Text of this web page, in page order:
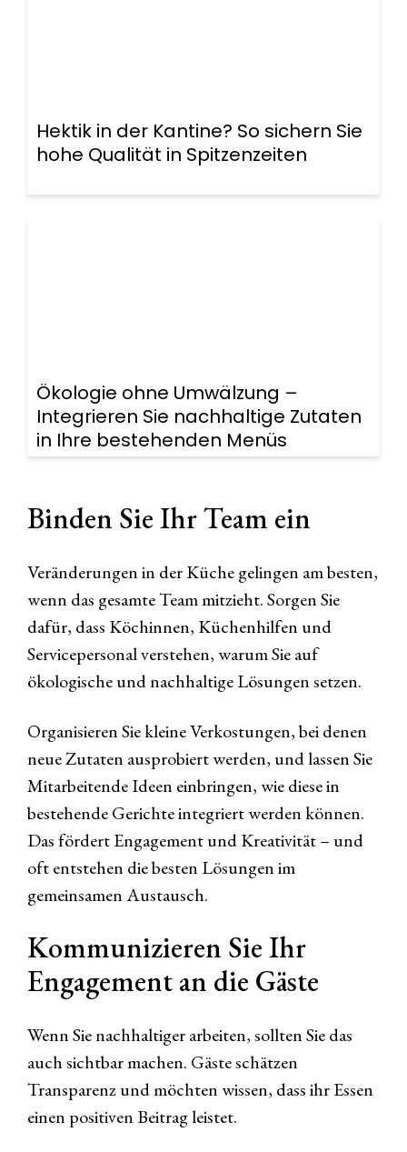
Hektik in der Kantine? So sichern Sie
hohe Qualität in Spitzenzeiten
Ökologie ohne Umwälzung –
Integrieren Sie nachhaltige Zutaten
in Ihre bestehenden Menüs
Binden Sie Ihr Team ein
Veränderungen in der Küche gelingen am besten,
wenn das gesamte Team mitzieht. Sorgen Sie
dafür, dass Köchinnen, Küchenhilfen und
Servicepersonal verstehen, warum Sie auf
ökologische und nachhaltige Lösungen setzen.
Organisieren Sie kleine Verkostungen, bei denen
neue Zutaten ausprobiert werden, und lassen Sie
Mitarbeitende Ideen einbringen, wie diese in
bestehende Gerichte integriert werden können.
Das fördert Engagement und Kreativität – und
oft entstehen die besten Lösungen im
gemeinsamen Austausch.
Kommunizieren Sie Ihr
Engagement an die Gäste
Wenn Sie nachhaltiger arbeiten, sollten Sie das
auch sichtbar machen. Gäste schätzen
Transparenz und möchten wissen, dass ihr Essen
einen positiven Beitrag leistet.